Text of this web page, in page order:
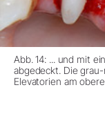
Abb. 14: ... und mit
abgedeckt. Die
Elevatorien am